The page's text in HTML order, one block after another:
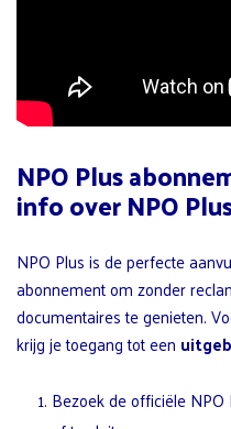
NPO Plus
info over NPO
NPO Plus is de perfecte
abonnement om zonder
documentaires te genieten.
krijg je toegang tot een
Bezoek de officiële